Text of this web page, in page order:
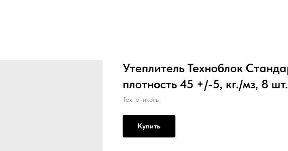
Утеплитель Техноблок
плотность 45 +/-5, кг./мз, 8
Технониколь
Купить